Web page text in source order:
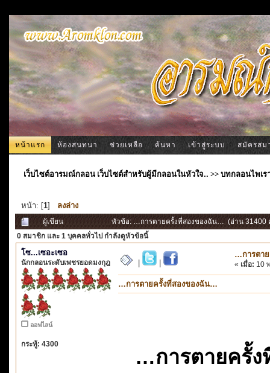
หน้าแรก ห้องสนทนา ช่วยเหลือ ค้นหา เข้าสู่ระบบ สมัครสม
เว็บไซต์อารมณ์กลอน เว็บไซต์สำหรับผู้มีกลอนในหัวใจ.. >>บทกลอนไพเร
หน้า: [1] ลงล่าง
ผู้เขียน
หัวข้อ: …การตายครั้งที่สองของฉัน… (อ่าน 31400
0 สมาชิก และ 1 บุคคลทั่วไป กำลังดูหัวข้อนี้
โซ...เซอะเซอ
นักกลอนระดับเพชรยอดมงกุฎ
ออฟไลน์
กระทู้: 4300
…การตา
« เมื่อ: 10
…การตายครั้งที่สองของฉัน…
…การตายครั้